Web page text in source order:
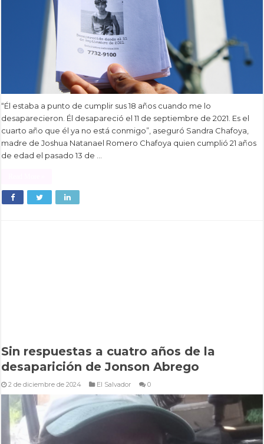
“Él estaba a punto de cumplir sus 18 años cuando me lo
desaparecieron. Él desapareció el 11 de septiembre de 2021. Es el
cuarto año que él ya no está conmigo”, aseguró Sandra Chafoya,
madre de Joshua Natanael Romero Chafoya quien cumplió 21 años
de edad el pasado 13 de …
Sin respuestas a cuatro años de la
desaparición de Jonson Abrego
2 de diciembre de 2024 El Salvador 0